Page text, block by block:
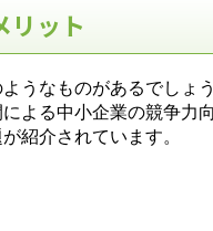
リット
うなものがあるでしょう
よる中小企業の競争力
紹介されています。